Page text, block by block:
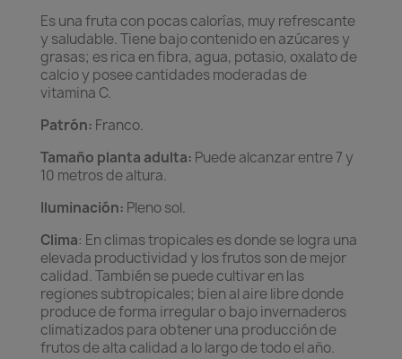
Es una fruta con pocas calorías, muy refrescante
y saludable. Tiene bajo contenido en azúcares y
grasas; es rica en fibra, agua, potasio, oxalato de
calcio y posee cantidades moderadas de
vitamina C.
Patrón: Franco.
Tamaño planta adulta: Puede alcanzar entre 7 y
10 metros de altura.
Iluminación: Pleno sol.
Clima: En climas tropicales es donde se logra una
elevada productividad y los frutos son de mejor
calidad. También se puede cultivar en las
regiones subtropicales; bien al aire libre donde
produce de forma irregular o bajo invernaderos
climatizados para obtener una producción de
frutos de alta calidad a lo largo de todo el año.